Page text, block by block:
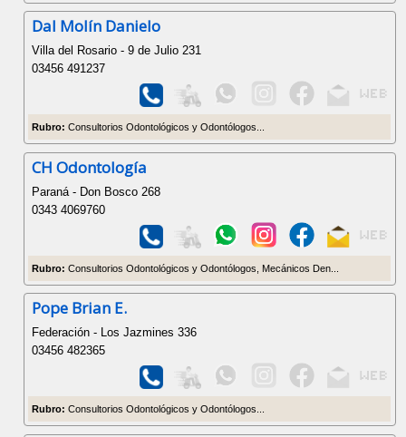
Dal Molín Danielo
Villa del Rosario - 9 de Julio 231
03456 491237
Rubro: Consultorios Odontológicos y Odontólogos...
CH Odontología
Paraná - Don Bosco 268
0343 4069760
Rubro: Consultorios Odontológicos y Odontólogos, Mecánicos Den...
Pope Brian E.
Federación - Los Jazmines 336
03456 482365
Rubro: Consultorios Odontológicos y Odontólogos...